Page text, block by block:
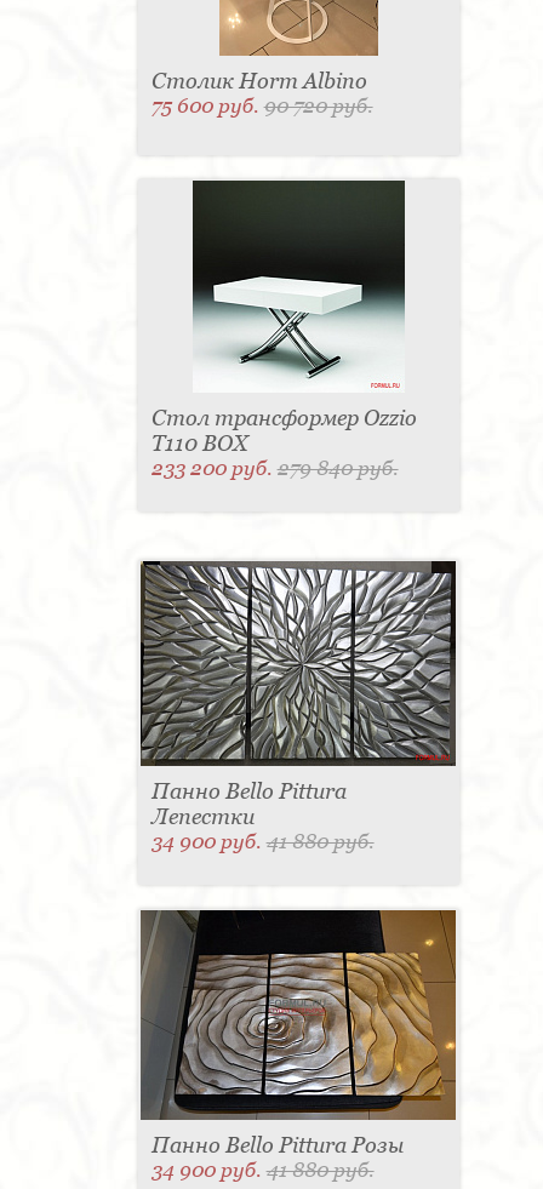
Столик Horm Albino
75 600 руб.90 720 руб.
Стол трансформер Ozzio
T110 BOX
233 200 руб.279 840 руб.
Панно Bello Pittura
Лепестки
34 900 руб.41 880 руб.
Панно Bello Pittura Розы
34 900 руб.41 880 руб.